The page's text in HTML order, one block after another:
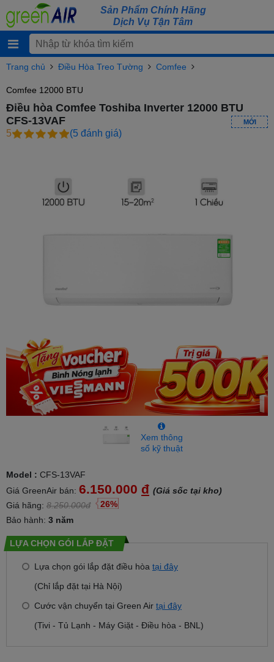
Sản Phẩm Chính Hãng
Dịch Vụ Tận Tâm
Trang chủ Điều Hòa Treo Tường Comfee
Comfee 12000 BTU
Điều hòa Comfee Toshiba Inverter 12000 BTU
CFS-13VAF
MỚI
5 (5 đánh giá)
Xem thông
số kỹ thuật
Model : CFS-13VAF
Giá GreenAir bán: 6.150.000 đ (Giá sốc tại kho)
Giá hãng: 8.250.000đ
26%
Bảo hành: 3 năm
LỰA CHỌN GÓI LẮP ĐẶT
Lựa chọn gói lắp đặt điều hòa tại đây
(Chỉ lắp đặt tại Hà Nội)
Cước vận chuyển tại Green Air tại đây
(Tivi - Tủ Lạnh - Máy Giặt - Điều hòa - BNL)